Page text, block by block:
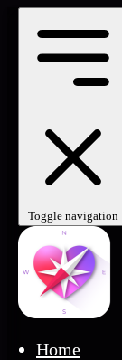
Toggle navigation
Home